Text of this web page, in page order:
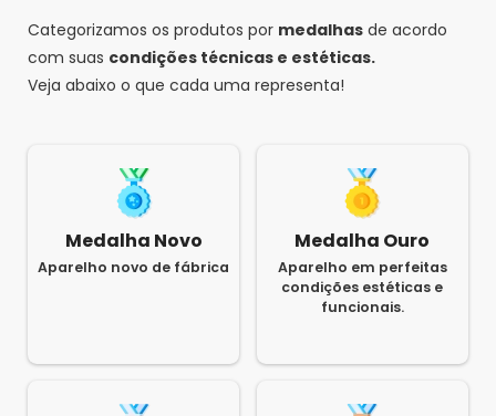
Categorizamos os produtos por medalhas de acordo
com suas condições técnicas e estéticas.
Veja abaixo o que cada uma representa!
Medalha Novo
Aparelho novo de fábrica
Medalha Ouro
Aparelho em perfeitas
condições estéticas e
funcionais.